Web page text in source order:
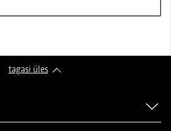
tagasi üles